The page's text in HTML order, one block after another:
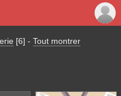
[6] - Tout montrer